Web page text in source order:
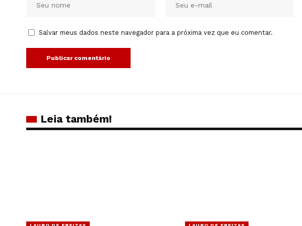
Salvar meus dados neste navegador para a próxima vez que eu comentar.
Leia também!